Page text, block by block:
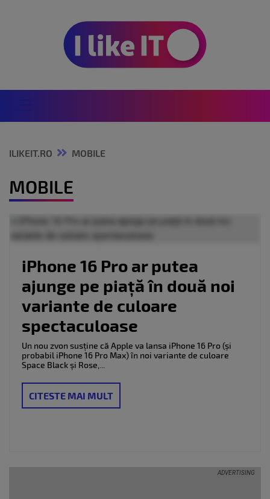
ILIKEIT.RO MOBILE
MOBILE
iPhone 16 Pro ar putea
ajunge pe piață în două noi
variante de culoare
spectaculoase
Un nou zvon susține că Apple va lansa iPhone 16 Pro (și
probabil iPhone 16 Pro Max) în noi variante de culoare
Space Black și Rose,...
CITESTE MAI MULT